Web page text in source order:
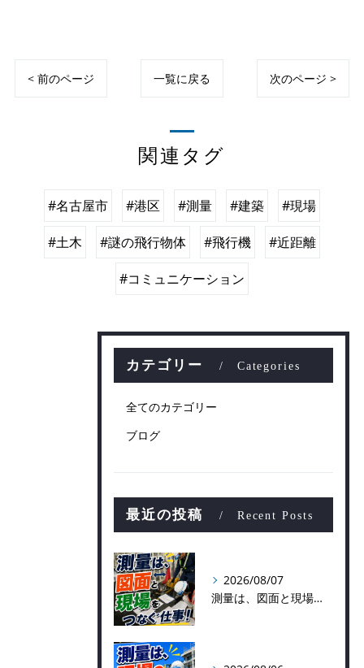
< 前のページ 一覧に戻る 次のページ >
関連タグ
#名古屋市 #港区 #測量 #建築 #現場
#土木 #謎の飛行物体 #飛行機 #近距離
#コミュニケーション
カテゴリー Categories
全てのカテゴリー
ブログ
最近の投稿 Recent Posts
2026/08/07
測量は、図面と現場をつなぐ仕事！